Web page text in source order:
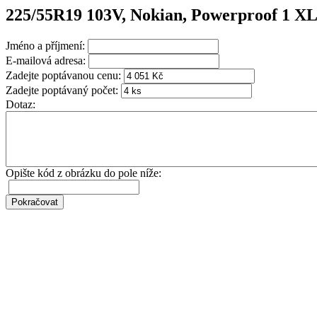
225/55R19 103V, Nokian, Powerproof 1
Jméno a příjmení:
E-mailová adresa:
Zadejte poptávanou cenu:
Zadejte poptávaný počet:
Dotaz:
Opište kód z obrázku do pole níže: